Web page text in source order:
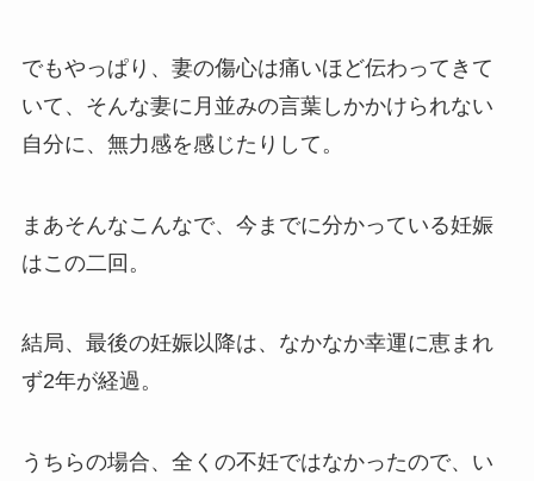
でもやっぱり、妻の傷心は痛いほど伝わってきて
いて、そんな妻に月並みの言葉しかかけられない
自分に、無力感を感じたりして。
まあそんなこんなで、今までに分かっている妊娠
はこの二回。
結局、最後の妊娠以降は、なかなか幸運に恵まれ
ず2年が経過。
うちらの場合、全くの不妊ではなかったので、い